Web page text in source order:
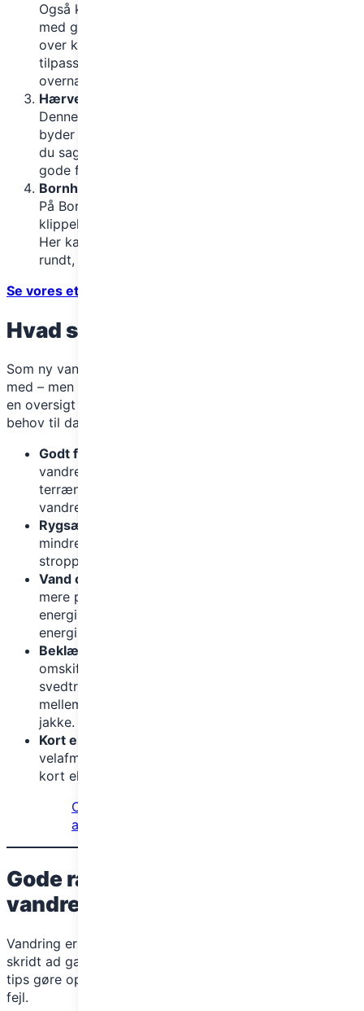
Også kaldet “Danmarks venligste vandrerute,” og
med god grund. Her får du fantastiske udsigter
over klinter og kystlandskaber, og ruten er let at
tilpasse til din kondition med masser af
overnatningsmuligheder.
Hærvejen (Hele Jylland)
Denne historiske rute strækker sig over 500 km og
byder på et varieret landskab. Som begynder kan
du sagtens vælge kortere etaper, og du vil finde
gode faciliteter undervejs.
Bornholm rundt på Kyststien
På Bornholm kan du følge kysten rundt og opleve
klippekyster, strande og charmerende små byer.
Her kan du både tage kortere ture eller gå hele øen
rundt, som strækker sig over ca. 120 km.
Se vores etape guide på Gendarmstien her
Hvad skal du medbringe?
Som ny vandrer er det vigtigt ikke at tage for meget
med – men også at huske det mest nødvendige. Her er
en oversigt over basisudstyr, der dækker de flestes
behov til dagsvandringer:
Godt fodtøj
vandrestøvler, der passer til både dine fødder og
terrænet. Fodtøjet er altafgørende for en god
vandretur!
Rygsæk på 15-25 liter
mindre rygsæk ideel. Vælg en med polstrede
stropper og gerne ventilation i ryggen.
Vand og snacks
mere på varme dage. Nødder, tørret frugt og
energibarer er gode snacks, som kan give ekstra
energi undervejs.
Beklædning i lag
omskifteligt, så klæd dig på i lag. Start med en
svedtransporterende undertrøje, en isolerende
mellemlagstrøje og en vind- og vandafvisende
jakke.
Kort eller GPS
velafmærkede, er det altid en god idé at have et
kort eller en GPS med som backup.
Outdoorbukser: Alt, du skal vide for
at vælge rigtigt.
Gode råd til en vellykket første
vandretur
Vandring er simpelt – det handler bare om at tage ét
skridt ad gangen. Men for begyndere kan nogle enkle
tips gøre oplevelsen endnu bedre og forhindre typiske
fejl.